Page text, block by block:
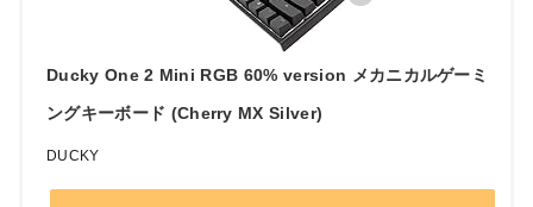
Ducky One 2 Mini RGB 60% version メカニカルゲーミ
ングキーボード (Cherry MX Silver)
DUCKY